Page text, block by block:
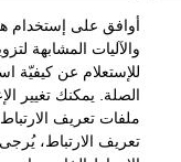
FAQ
معلومات الشركة
صحافة
وظائف
إشعار الخصوصية
أوافق على إستخدام
والآليات المشابهة
للإستعلام عن كيفيّة
الصلة. يمكنك تغيير
ملفات تعريف
تعريف الارتباط،